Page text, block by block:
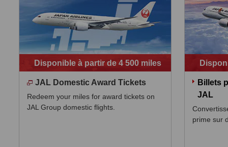
Disponible à partir de 4 500 miles
JAL Domestic Award Tickets
Redeem your miles for award tickets on
JAL Group domestic flights.
Billets
JAL
prime sur